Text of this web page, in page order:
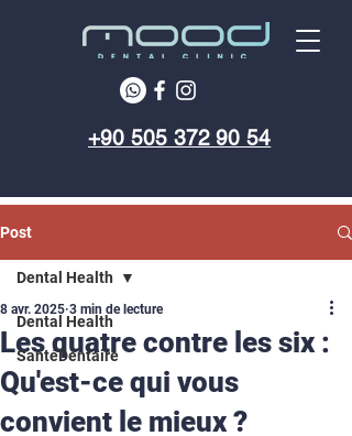
+90 505 372 90 54
Post
Dental Health
SantéDentaire
Dental Health
Les quatre contre les six :
Qu'est-ce qui vous
convient le mieux ?
8 avr. 2025 3 min de lecture